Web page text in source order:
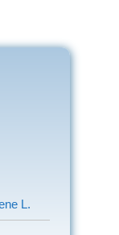
L.